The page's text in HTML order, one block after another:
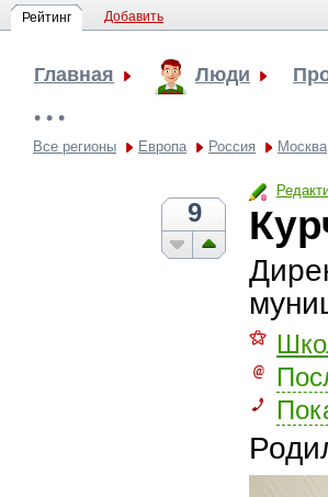
Рейтинг Добавить
Главная Люди
• • •
Все регионы Европа Россия Москва
9
⚝